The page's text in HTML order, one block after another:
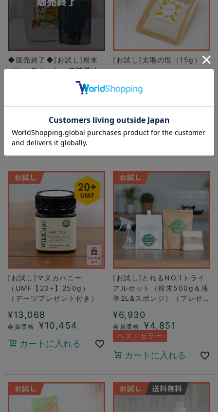
◆販売終了◆[お試し]粉末
だしとごまおからで味噌汁
¥1,210
在庫切れ
詳細を見る
[お試し]太陽の塩（15g）
464
¥324
ベストセラー
カートに入れる
[お試し]マヌカハニー
（UMF【20+】250g）
（デーツプレゼント付き）
¥13,068
¥10,454
カートに入れる
[お試し]とれるNO.1トライ
アルセット（粉末500g＆液
体2L&スポンジ）（プレゼン
¥6,930
¥4,851
ベストセラー
カートに入れる